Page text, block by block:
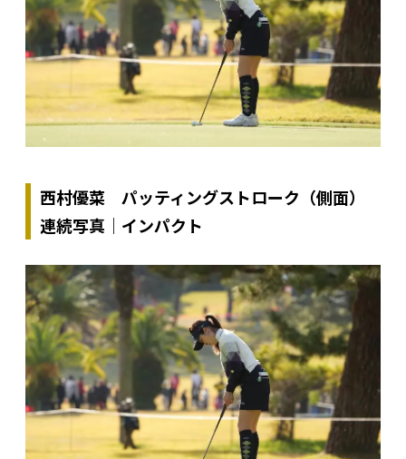
西村優菜 パッティングストローク（側面）
連続写真｜インパクト